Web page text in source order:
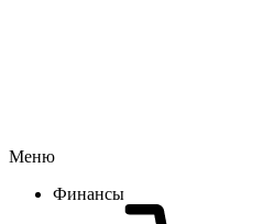
Меню
Финансы